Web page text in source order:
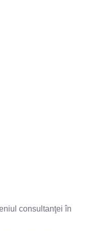
consultanţei în